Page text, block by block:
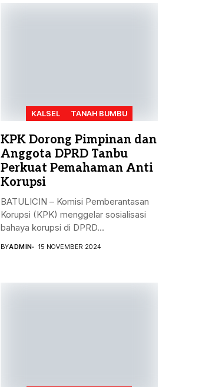
KALSEL TANAH BUMBU
KPK Dorong Pimpinan dan
Anggota DPRD Tanbu
Perkuat Pemahaman Anti
Korupsi
BATULICIN – Komisi Pemberantasan
Korupsi (KPK) menggelar sosialisasi
bahaya korupsi di DPRD...
BYADMIN 15 NOVEMBER 2024